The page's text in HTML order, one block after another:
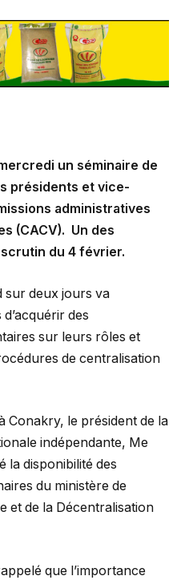
un séminaire de
présidents et vice-
administratives
(CACV). Un des
du 4 février.
sur deux jours va
des
sur leurs rôles et
de centralisation
Conakry, le président de la
indépendante, Me
la disponibilité des
du ministère de
et de la Décentralisation
que l’importance